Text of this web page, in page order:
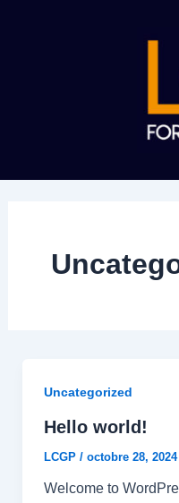
Uncategorized
Hello world!
LCGP / octobre 28, 2024
Welcome to